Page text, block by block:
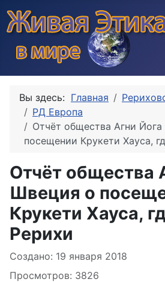
Вы здесь: Главная
РД Европа
Отчёт общества Агни
посещении Крукети Хауса,
Отчёт общества
Швеция о
Крукети Хауса,
Рерихи
Информация о материале
Создано: 19 января 2018
Просмотров: 3826